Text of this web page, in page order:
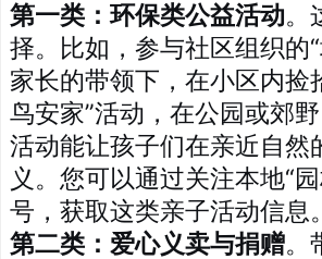
第一类：环保类公益活动。
择。比如，参与社区组织的
家长的带领下，在小区内捡
鸟安家”活动，在公园或郊
活动能让孩子们在亲近自
义。您可以通过关注本地“
号，获取这类亲子活动信息。
第二类：爱心义卖与捐赠。